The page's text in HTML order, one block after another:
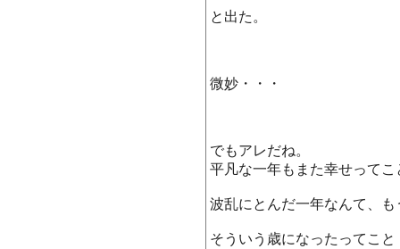
と出た。
微妙・・・
でもアレだね。
平凡な一年もまた幸せってこ
波乱にとんだ一年なんて、も
そういう歳になったってこと